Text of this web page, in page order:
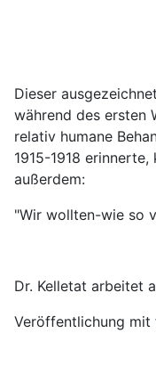
Dieser
während des ersten
relativ humane
1915-1918
außerdem:
"Wir wollten-wie so
Dr. Kelletat arbeitet
Veröffentlichung mit